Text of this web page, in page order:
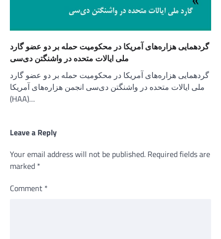
گردهمایی هزاره‌های آمریکا در محکومیت حمله بر دو عضو گارد
ملی ایالات متحده در واشنگتن دی‌سی
گردهمایی هزاره‌های آمریکا در محکومیت حمله بر دو عضو گارد
ملی ایالات متحده در واشنگتن دی‌سی انجمن هزاره‌های آمریکا
(HAA)…
Leave a Reply
Your email address will not be published. Required fields are
marked *
Comment *